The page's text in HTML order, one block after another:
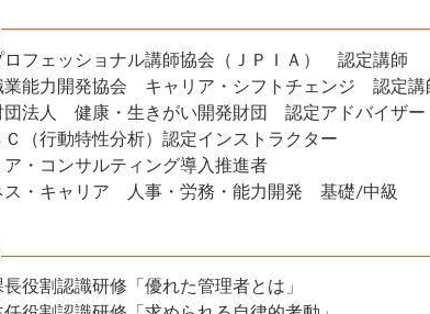
ロフェッショナル講師協会（ＪＰＩＡ） 認定講師
業能力開発協会 キャリア・シフトチェンジ 認定講
団法人 健康・生きがい開発財団 認定アドバイザー
Ｃ（行動特性分析）認定インストラクター
ア・コンサルティング導入推進者
ス・キャリア 人事・労務・能力開発 基礎/中級
長役割認識研修「優れた管理者とは」